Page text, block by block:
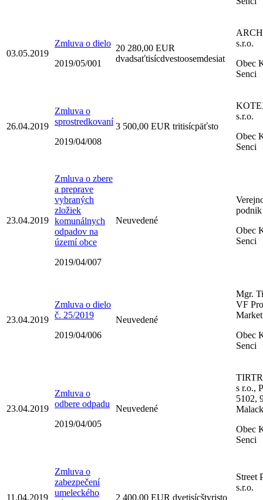
03.05.2019
Zmluva o dielo
2019/05/001
20 280,00 EUR
dvadsaťtisícdvestoosemdesiat
s.r.o.
Obec
Senci
26.04.2019
Zmluva o
sprostredkovaní
2019/04/008
3 500,00 EUR tritisícpäťsto
s.r.o.
Obec
Senci
23.04.2019
Zmluva o zbere
a preprave
vybraných
zložiek
komunálnych
odpadov na
území obce
2019/04/007
Neuvedené
podnik
Obec
Senci
23.04.2019
Zmluva o dielo
č. 25/2019
2019/04/006
Neuvedené
Mgr.
VF
Obec
Senci
23.04.2019
Zmluva o
odbere odpadu
2019/04/005
Neuvedené
s r.o.,
5102,
Obec
Senci
11.04.2019
Zmluva o
zabezpečení
umeleckého
2 400,00 EUR dvetisícštyristo
Street
s.r.o.